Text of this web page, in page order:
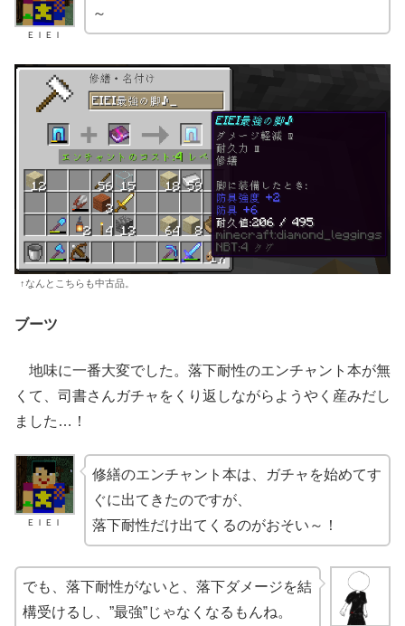
ＥＩＥＩ
～
↑なんとこちらも中古品。
ブーツ
地味に一番大変でした。落下耐性のエンチャント本が無
くて、司書さんガチャをくり返しながらようやく産みだし
ました…！
ＥＩＥＩ
修繕のエンチャント本は、ガチャを始めてす
ぐに出てきたのですが、
落下耐性だけ出てくるのがおそい～！
でも、落下耐性がないと、落下ダメージを結
構受けるし、”最強”じゃなくなるもんね。